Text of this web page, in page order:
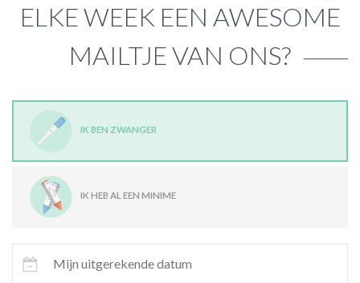
ELKE WEEK EEN AWESOME
MAILTJE VAN ONS?
IK BEN ZWANGER
IK HEB AL EEN MINIME